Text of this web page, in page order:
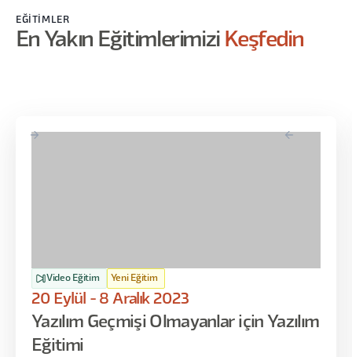
EĞITIMLER
En Yakın Eğitimlerimizi Keşfedin
Video Eğitim Yeni Eğitim
20 Eylül - 8 Aralık 2023
Yazılım Geçmişi Olmayanlar için Yazılım
Eğitimi